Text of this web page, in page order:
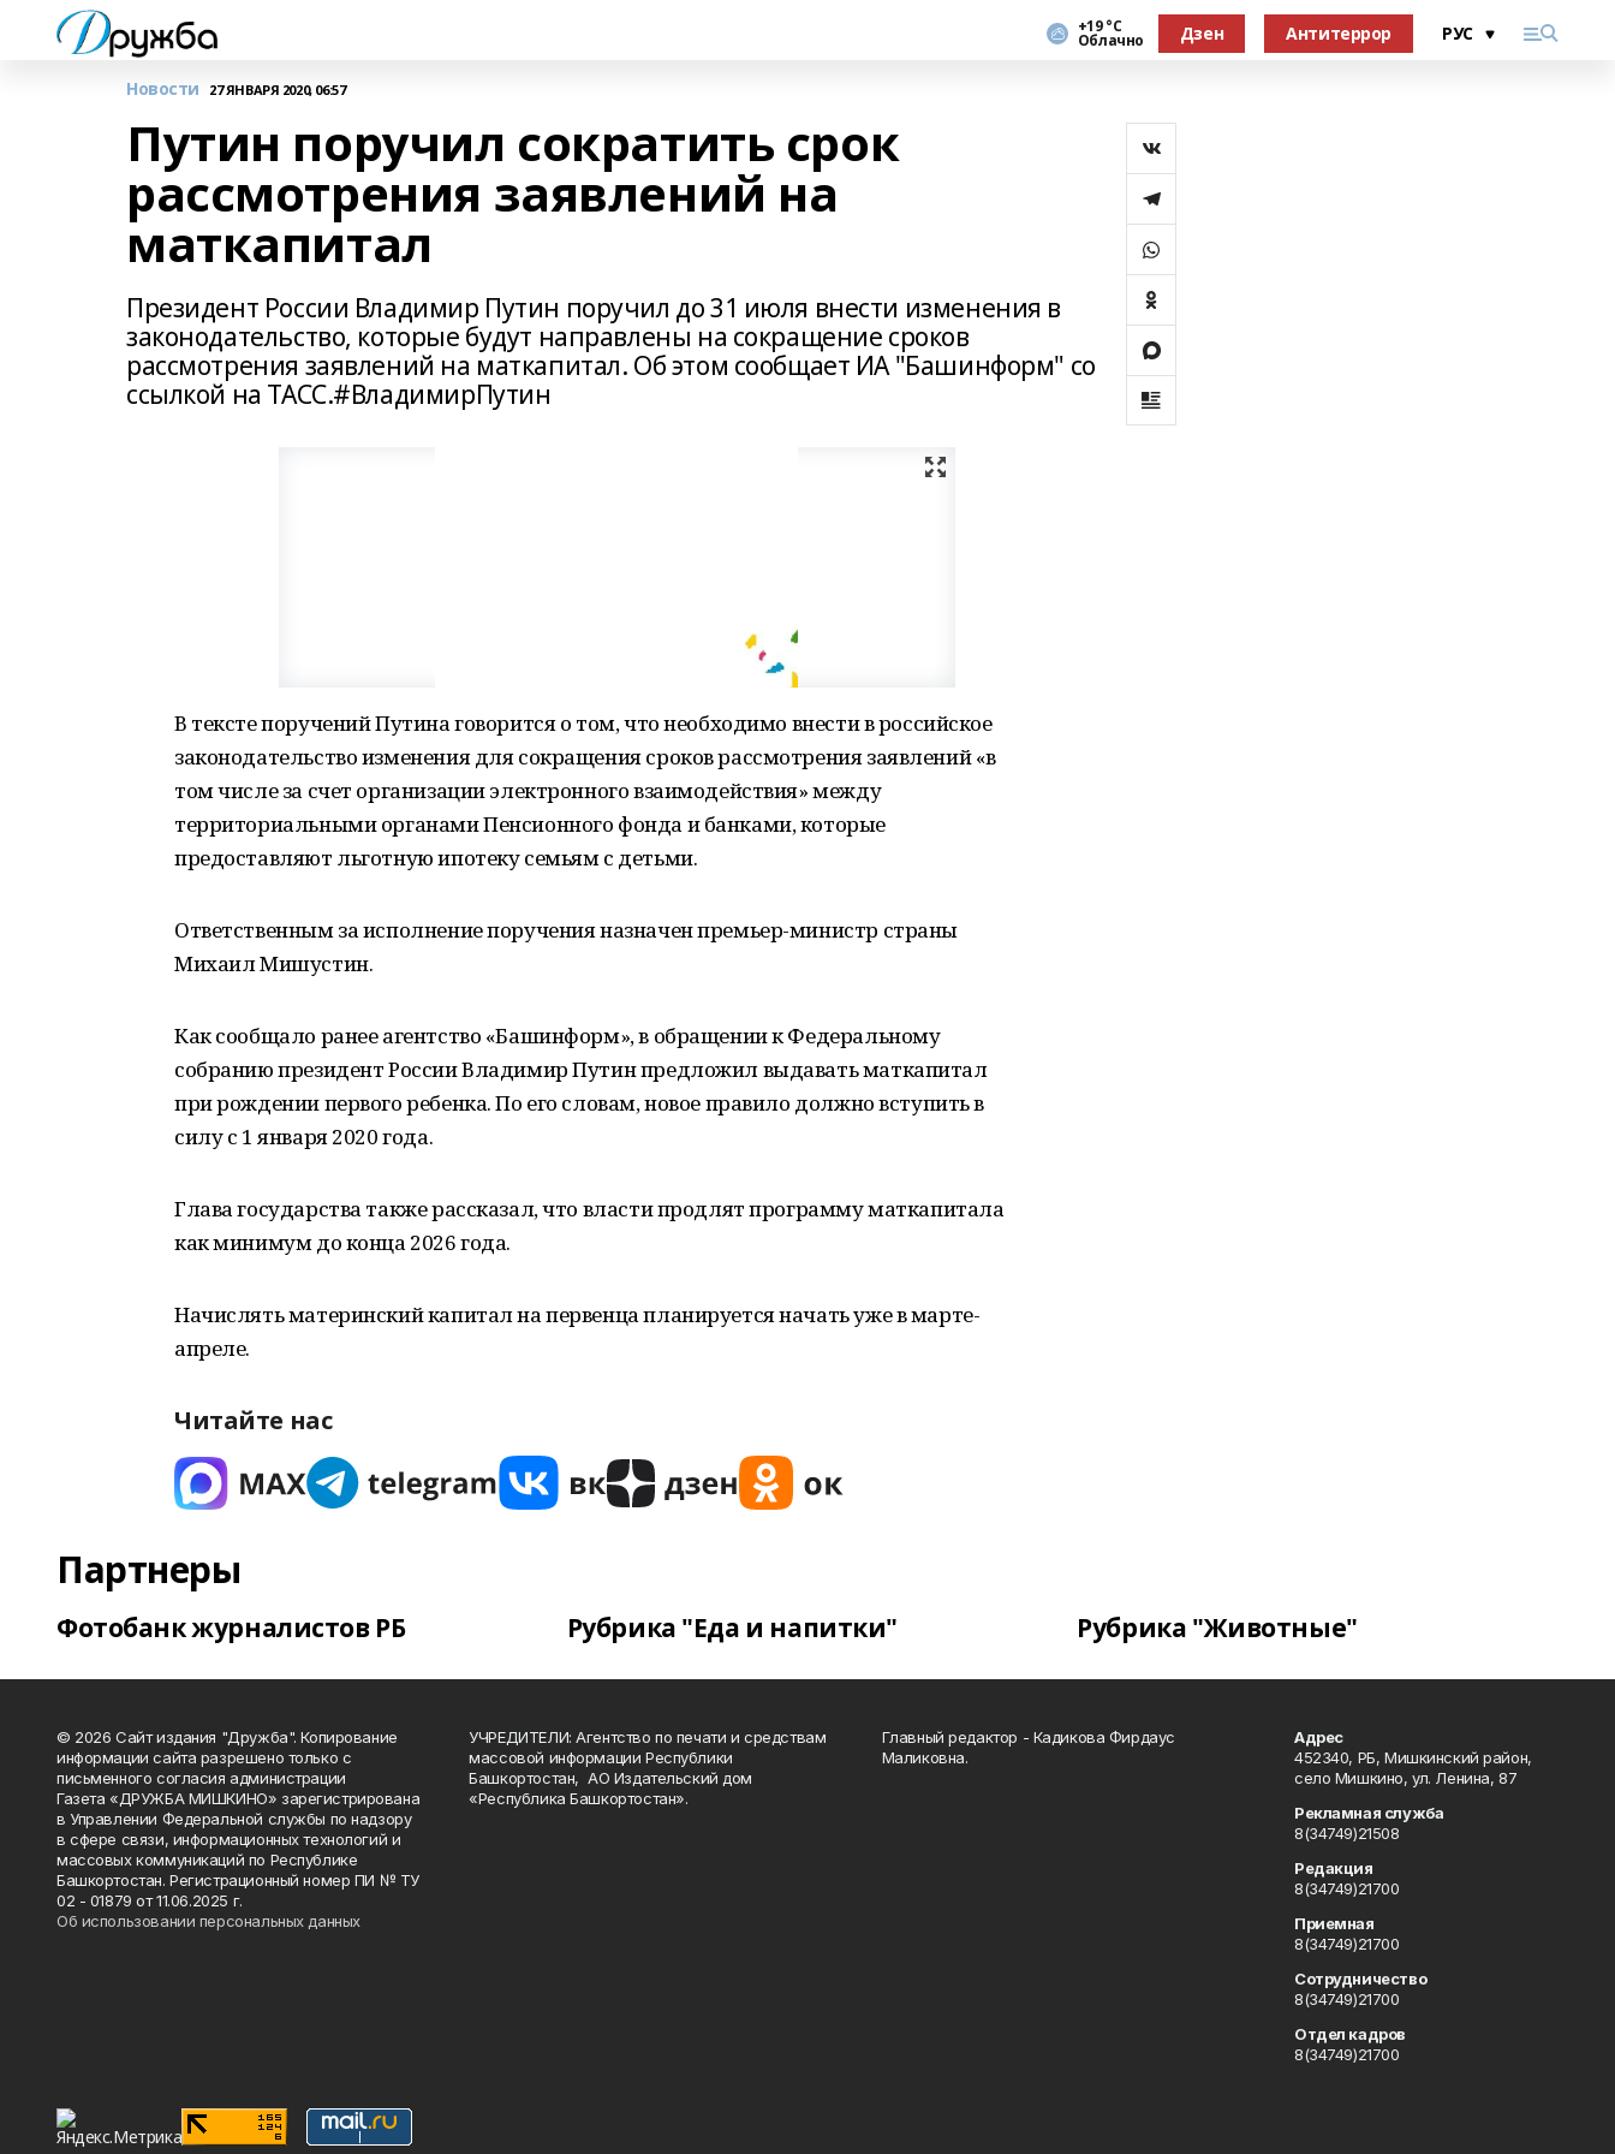
+19 °С
Облачно Дзен Антитеррор
Новости 27 ЯНВАРЯ 2020, 06:57
Путин поручил сократить срок
рассмотрения заявлений на
маткапитал
Президент России Владимир Путин поручил до 31 июля внести изменения в
законодательство, которые будут направлены на сокращение сроков
рассмотрения заявлений на маткапитал. Об этом сообщает ИА "Башинформ" со
ссылкой на ТАСС.#ВладимирПутин
В тексте поручений Путина говорится о том, что необходимо внести в российское
законодательство изменения для сокращения сроков рассмотрения заявлений «в
том числе за счет организации электронного взаимодействия» между
территориальными органами Пенсионного фонда и банками, которые
предоставляют льготную ипотеку семьям с детьми.
Ответственным за исполнение поручения назначен премьер-министр страны
Михаил Мишустин.
Как сообщало ранее агентство «Башинформ», в обращении к Федеральному
собранию президент России Владимир Путин предложил выдавать маткапитал
при рождении первого ребенка. По его словам, новое правило должно вступить в
силу с 1 января 2020 года.
Глава государства также рассказал, что власти продлят программу маткапитала
как минимум до конца 2026 года.
Начислять материнский капитал на первенца планируется начать уже в марте-
апреле.
Читайте нас
Партнеры
Фотобанк журналистов РБ Рубрика "Еда и напитки" Рубрика "Животные"
© 2026 Сайт издания "Дружба". Копирование
информации сайта разрешено только с
письменного согласия администрации
Газета «ДРУЖБА МИШКИНО» зарегистрирована
в Управлении Федеральной службы по надзору
в сфере связи, информационных технологий и
массовых коммуникаций по Республике
Башкортостан. Регистрационный номер ПИ № ТУ
02 - 01879 от 11.06.2025 г.
Об использовании персональных данных
УЧРЕДИТЕЛИ: Агентство по печати и средствам
массовой информации Республики
Башкортостан, АО Издательский дом
«Республика Башкортостан».
Главный редактор - Кадикова Фирдаус
Маликовна.
Адрес
452340, РБ, Мишкинский район,
село Мишкино, ул. Ленина, 87
Рекламная служба
8(34749)21508
Редакция
8(34749)21700
Приемная
8(34749)21700
Сотрудничество
8(34749)21700
Отдел кадров
8(34749)21700